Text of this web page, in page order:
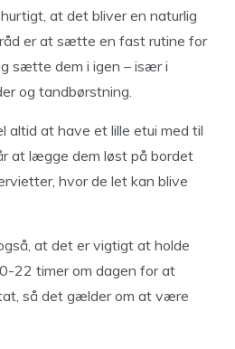
at det bliver en naturlig
er at sætte en fast rutine for
sætte dem i igen – især i
og tandbørstning.
altid at have et lille etui med til
at lægge dem løst på bordet
hvor de let kan blive
at det er vigtigt at holde
22 timer om dagen for at
så det gælder om at være